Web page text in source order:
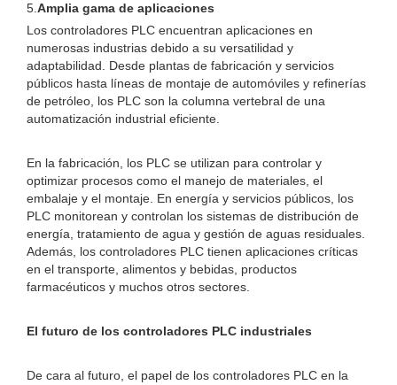
5. Amplia gama de aplicaciones
Los controladores PLC encuentran aplicaciones en
numerosas industrias debido a su versatilidad y
adaptabilidad. Desde plantas de fabricación y servicios
públicos hasta líneas de montaje de automóviles y refinerías
de petróleo, los PLC son la columna vertebral de una
automatización industrial eficiente.
En la fabricación, los PLC se utilizan para controlar y
optimizar procesos como el manejo de materiales, el
embalaje y el montaje. En energía y servicios públicos, los
PLC monitorean y controlan los sistemas de distribución de
energía, tratamiento de agua y gestión de aguas residuales.
Además, los controladores PLC tienen aplicaciones críticas
en el transporte, alimentos y bebidas, productos
farmacéuticos y muchos otros sectores.
El futuro de los controladores PLC industriales
De cara al futuro, el papel de los controladores PLC en la